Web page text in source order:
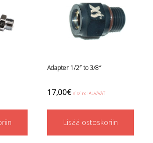
Kanisterivalot
Osat ja komponentit
Wingit, selkälevyt ja tarvikkeet
Adapter 1/2″ to 3/8″
17,00€ sis/incl ALV/VAT
Lisää ostoskoriin